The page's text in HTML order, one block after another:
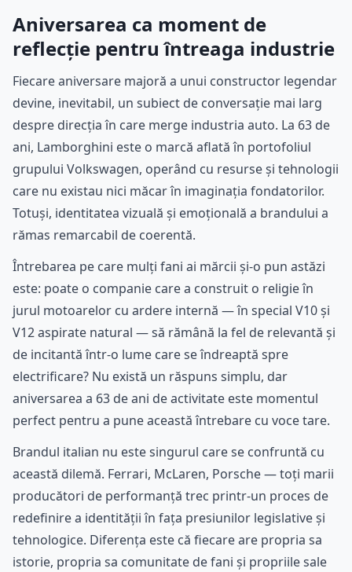
Aniversarea ca moment de
reflecție pentru întreaga industrie
Fiecare aniversare majoră a unui constructor legendar
devine, inevitabil, un subiect de conversație mai larg
despre direcția în care merge industria auto. La 63 de
ani, Lamborghini este o marcă aflată în portofoliul
grupului Volkswagen, operând cu resurse și tehnologii
care nu existau nici măcar în imaginația fondatorilor.
Totuși, identitatea vizuală și emoțională a brandului a
rămas remarcabil de coerentă.
Întrebarea pe care mulți fani ai mărcii și-o pun astăzi
este: poate o companie care a construit o religie în
jurul motoarelor cu ardere internă — în special V10 și
V12 aspirate natural — să rămână la fel de relevantă și
de incitantă într-o lume care se îndreaptă spre
electrificare? Nu există un răspuns simplu, dar
aniversarea a 63 de ani de activitate este momentul
perfect pentru a pune această întrebare cu voce tare.
Brandul italian nu este singurul care se confruntă cu
această dilemă. Ferrari, McLaren, Porsche — toți marii
producători de performanță trec printr-un proces de
redefinire a identității în fața presiunilor legislative și
tehnologice. Diferența este că fiecare are propria sa
istorie, propria sa comunitate de fani și propriile sale